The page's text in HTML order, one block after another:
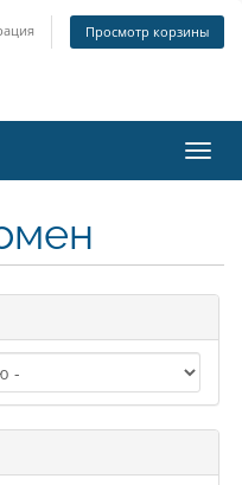
Просмотр корзины